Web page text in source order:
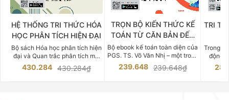
HỆ THỐNG TRI THỨC HÓA
HỌC PHÂN TÍCH HIỆN ĐẠI
Bộ sách Hóa học phân tích hiện
đại và Quan trắc phân tích môi
trường của Cố Giáo sư, Tiến sĩ
Phạm Luận là một trong những
430.284 430.284₫
TRỌN BỘ KIẾN THỨC KẾ
TOÁN TỪ CĂN BẢN ĐẾN
CHUYÊN SÂU
Bộ ebook kế toán toàn diện của
PGS. TS. Võ Văn Nhị – một trong
những chuyên gia hàng đầu,
giàu kinh nghiệm trong lĩnh vực
239.648 239.648₫
TRI
Trong
động
việc
tế và